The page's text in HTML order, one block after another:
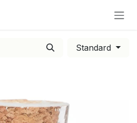
Standard